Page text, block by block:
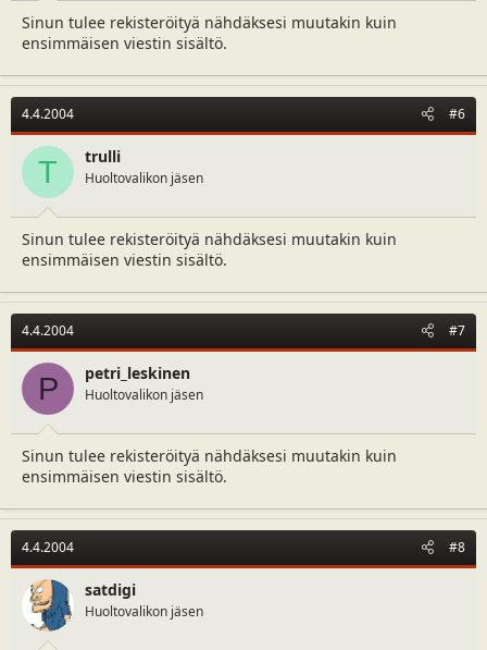
Sinun tulee rekisteröityä nähdäksesi muutakin kuin
ensimmäisen viestin sisältö.
4.4.2004 #6
T trulli
Huoltovalikon jäsen
Sinun tulee rekisteröityä nähdäksesi muutakin kuin
ensimmäisen viestin sisältö.
4.4.2004 #7
P petri_leskinen
Huoltovalikon jäsen
Sinun tulee rekisteröityä nähdäksesi muutakin kuin
ensimmäisen viestin sisältö.
4.4.2004 #8
satdigi
Huoltovalikon jäsen